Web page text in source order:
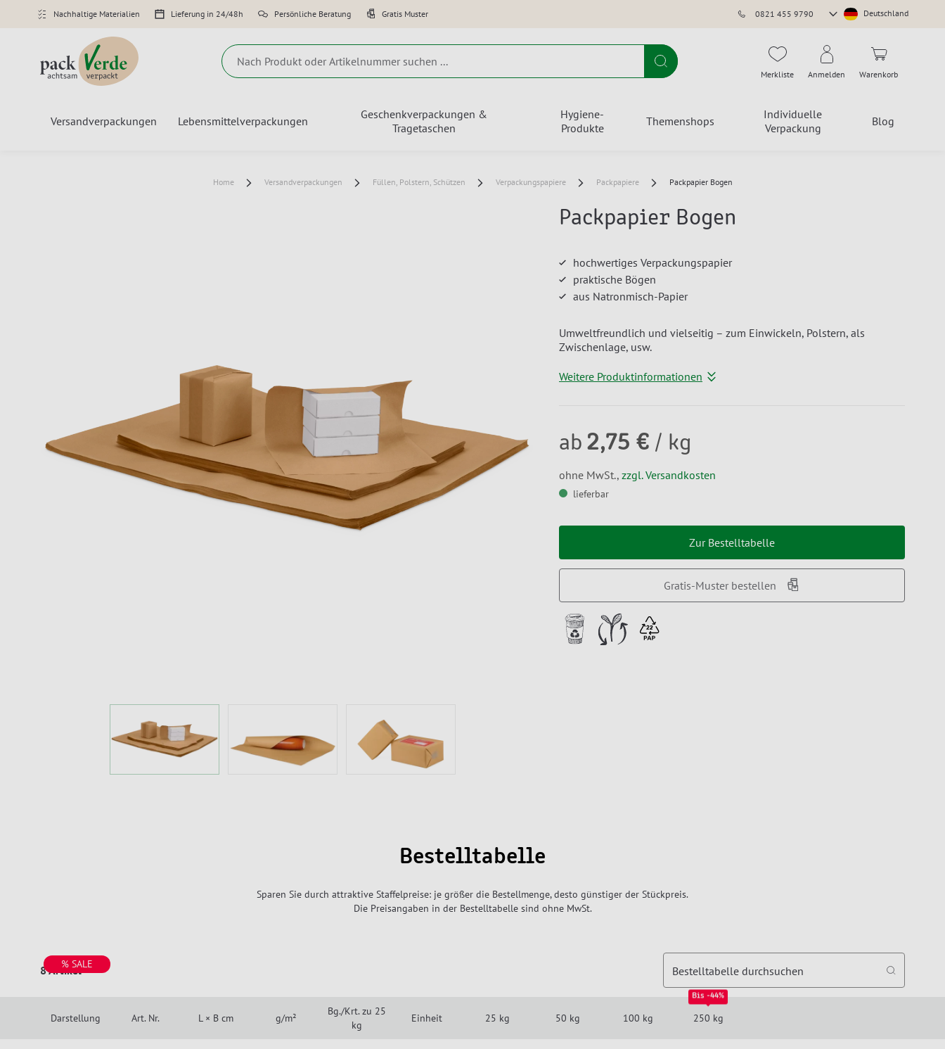
Nachhaltige Materialien Lieferung in 24/48h Persönliche Beratung Gratis Muster 0821 455 9790
Store
Deutschland
Suche Merkliste Anmelden Warenkorb
Versandverpackungen Lebensmittelverpackungen
Geschenkverpackungen &
Tragetaschen
Hygiene-
Produkte
Themenshops
Individuelle
Verpackung
Blog
Home Versandverpackungen Füllen, Polstern, Schützen Verpackungspapiere Packpapiere Packpapier Bogen
Packpapier Bogen
hochwertiges Verpackungspapier
praktische Bögen
aus Natronmisch-Papier
Umweltfreundlich und vielseitig – zum Einwickeln, Polstern, als
Zwischenlage, usw.
Weitere Produktinformationen
ab 2,75 € / kg
ohne MwSt., zzgl. Versandkosten
lieferbar
Zur Bestelltabelle
Gratis-Muster bestellen
Bestelltabelle
Sparen Sie durch attraktive Staffelpreise: je größer die Bestellmenge, desto günstiger der Stückpreis.
Die Preisangaben in der Bestelltabelle sind ohne MwSt.
8 Artikel Bestelltabelle durchsuchen
Darstellung Art. Nr. L × B cm g/m²
Bg./Krt. zu 25
kg
Einheit 25 kg 50 kg 100 kg
Bis -44%
250 kg
% SALE